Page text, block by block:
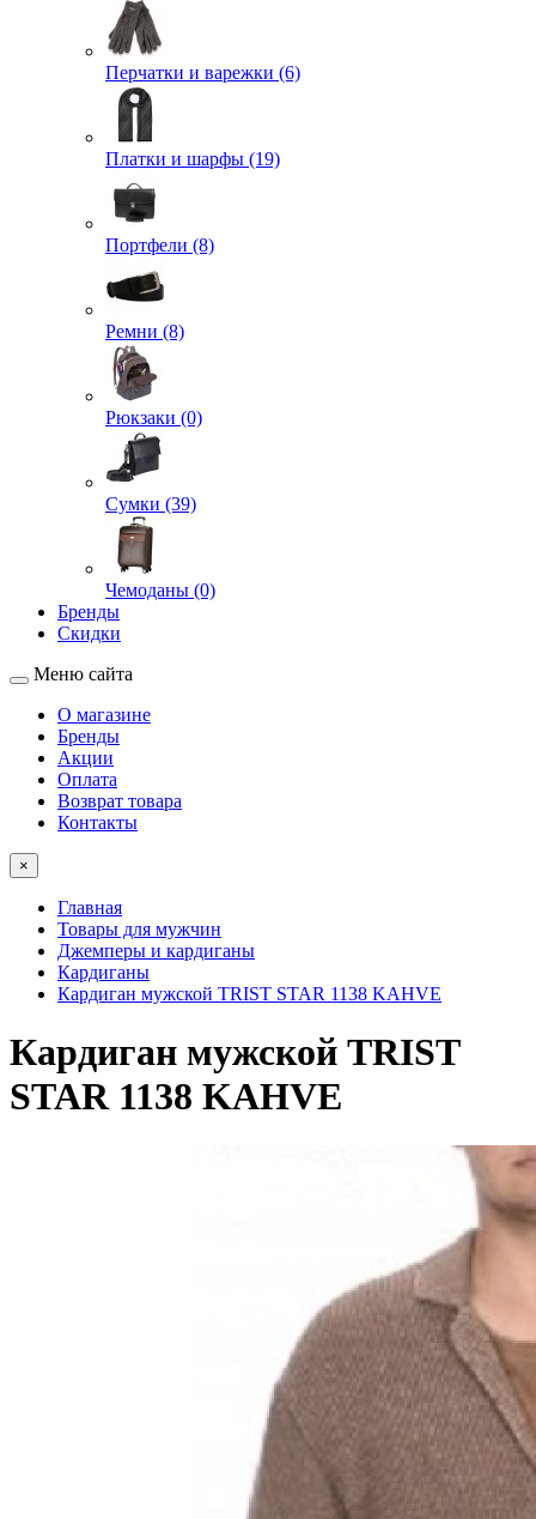
Перчатки и варежки (6)
Платки и шарфы (19)
Портфели (8)
Ремни (8)
Рюкзаки (0)
Сумки (39)
Чемоданы (0)
Бренды
Скидки
Меню сайта
О магазине
Бренды
Акции
Оплата
Возврат товара
Контакты
×
Главная
Товары для мужчин
Джемперы и кардиганы
Кардиганы
Кардиган мужской TRIST STAR 1138 KAHVE
Кардиган мужской TRIST
STAR 1138 KAHVE